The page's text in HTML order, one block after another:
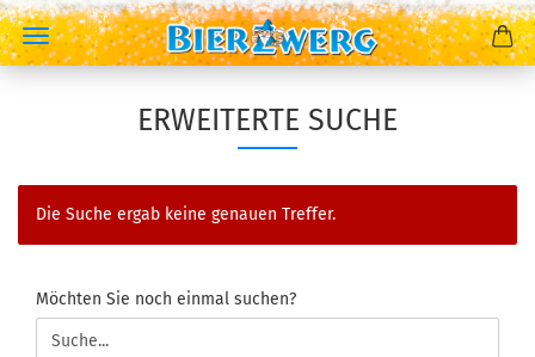
ERWEITERTE SUCHE
Die Suche ergab keine genauen Treffer.
MÖCHTEN
SIE
NOCH
Möchten Sie noch einmal suchen?